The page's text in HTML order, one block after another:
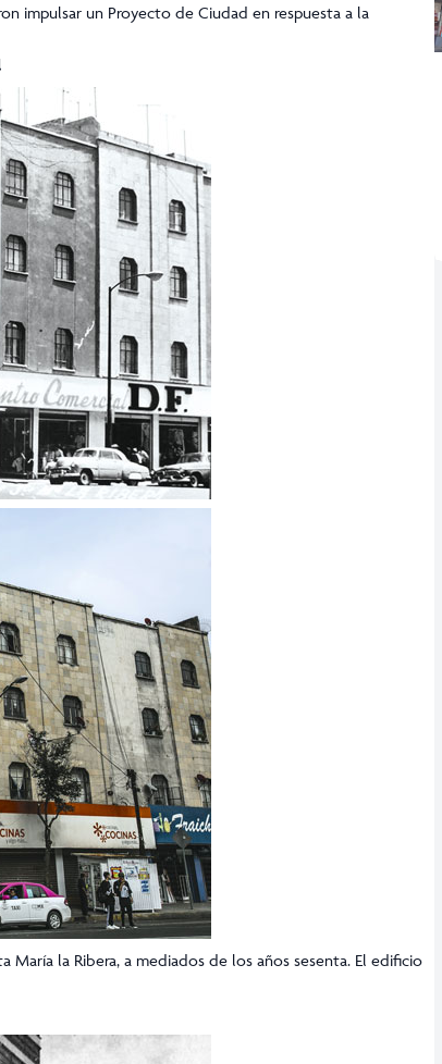
impulsar un Proyecto de Ciudad en respuesta a la
María la Ribera, a mediados de los años sesenta. El edificio